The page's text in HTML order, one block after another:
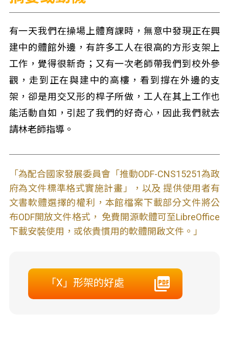
有一天我們在操場上體育課時，無意中發現正在興
建中的體館外邊，有許多工人在很高的方形支架上
工作，覺得很新奇；又有一次老師帶我們到校外參
觀，走到正在與建中的高樓，看到撐在外邊的支
架，卻是用交又形的桿子所做，工人在其上工作也
能活動自如，引起了我們的好奇心，因此我們就去
請林老師指導。
「為配合國家發展委員會「推動ODF-CNS15251為政
府為文件標準格式實施計畫」，以及 提供使用者有
文書軟體選擇的權利，本館檔案下載部分文件將公
布ODF開放文件格式， 免費開源軟體可至LibreOffice
下載安裝使用，或依貴慣用的軟體開啟文件。」
「X」形架的好處